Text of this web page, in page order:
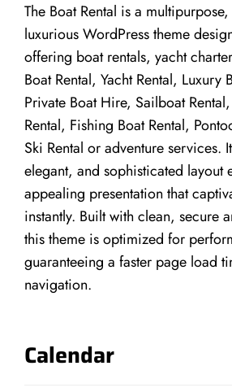
The Boat Rental is a
luxurious WordPress theme
offering boat rentals, yacht
Boat Rental, Yacht Rental, Luxury
Private Boat Hire, Sailboat
Rental, Fishing Boat Rental,
Ski Rental or adventure services.
elegant, and sophisticated layout
appealing presentation that
instantly. Built with clean, secure
this theme is optimized for
guaranteeing a faster page load
navigation.
Calendar